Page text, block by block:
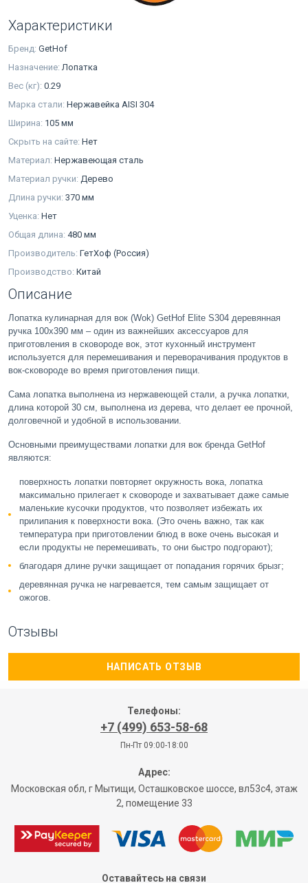
Характеристики
Бренд: GetHof
Назначение: Лопатка
Вес (кг): 0.29
Марка стали: Нержавейка AISI 304
Ширина: 105 мм
Скрыть на сайте: Нет
Материал: Нержавеющая сталь
Материал ручки: Дерево
Длина ручки: 370 мм
Уценка: Нет
Общая длина: 480 мм
Производитель: ГетХоф (Россия)
Производство: Китай
Описание
Лопатка кулинарная для вок (Wok) GetHof Elite S304 деревянная
ручка 100x390 мм – один из важнейших аксессуаров для
приготовления в сковороде вок, этот кухонный инструмент
используется для перемешивания и переворачивания продуктов в
вок-сковороде во время приготовления пищи.
Сама лопатка выполнена из нержавеющей стали, а ручка лопатки,
длина которой 30 см, выполнена из дерева, что делает ее прочной,
долговечной и удобной в использовании.
Основными преимуществами лопатки для вок бренда GetHof
являются:
поверхность лопатки повторяет окружность вока, лопатка
максимально прилегает к сковороде и захватывает даже самые
маленькие кусочки продуктов, что позволяет избежать их
прилипания к поверхности вока. (Это очень важно, так как
температура при приготовлении блюд в воке очень высокая и
если продукты не перемешивать, то они быстро подгорают);
благодаря длине ручки защищает от попадания горячих брызг;
деревянная ручка не нагревается, тем самым защищает от
ожогов.
Отзывы
НАПИСАТЬ ОТЗЫВ
Телефоны:
+7 (499) 653-58-68
Пн-Пт 09:00-18:00
Адрес:
Московская обл, г Мытищи, Осташковское шоссе, вл53с4, этаж
2, помещение 33
Оставайтесь на связи